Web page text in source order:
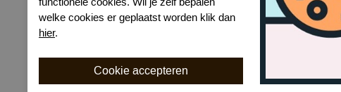
Naar alle slips en strings
Naar alleMarie Jo
welke cookies er geplaatst worden klik dan
hier.